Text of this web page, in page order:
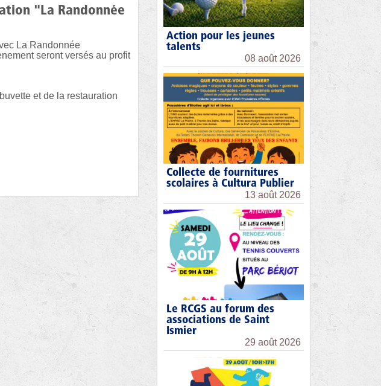
"La Randonnée
La Randonnée
seront versés au profit
et de la restauration
Action pour les jeunes
talents
08 août 2026
Collecte de fournitures
scolaires à Cultura Publier
13 août 2026
Le RCGS au forum des
associations de Saint
Ismier
29 août 2026